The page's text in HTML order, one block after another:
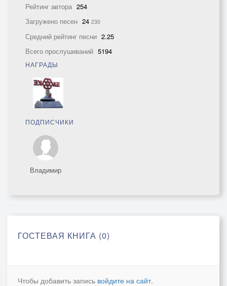
Рейтинг автора 254
Загружено песен 24 230
Средний рейтинг песни 2.25
Всего прослушиваний 5194
НАГРАДЫ
ПОДПИСЧИКИ
Владимир
ГОСТЕВАЯ КНИГА (0)
Чтобы добавить запись войдите на сайт.